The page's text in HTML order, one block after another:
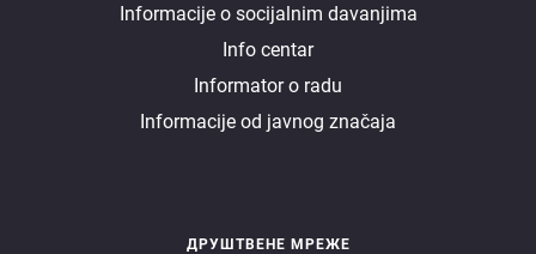
Informacije o socijalnim davanjima
Info centar
Informator o radu
Informacije od javnog značaja
ДРУШТВЕНЕ МРЕЖЕ